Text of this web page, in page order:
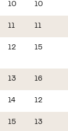
10 10
11 11
12 15
13 16
14 12
15 13